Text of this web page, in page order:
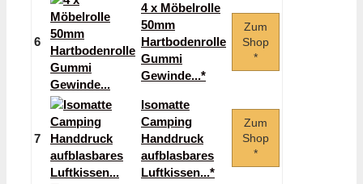
6
4 x Möbelrolle
50mm
Hartbodenrolle
Gummi
Gewinde...*
Zum
Shop
*
7
Isomatte
Camping
Handdruck
aufblasbares
Luftkissen...*
Zum
Shop
*